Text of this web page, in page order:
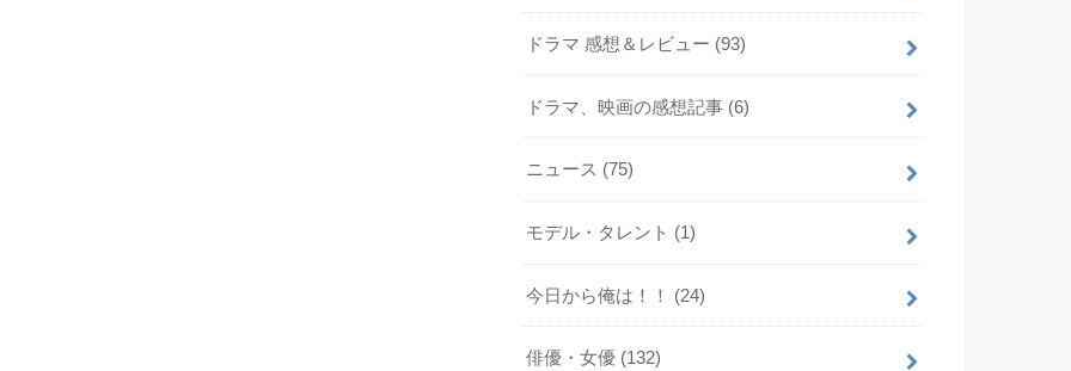
ドラマ 感想＆レビュー (93)
ドラマ、映画の感想記事 (6)
ニュース (75)
モデル・タレント (1)
今日から俺は！！ (24)
俳優・女優 (132)